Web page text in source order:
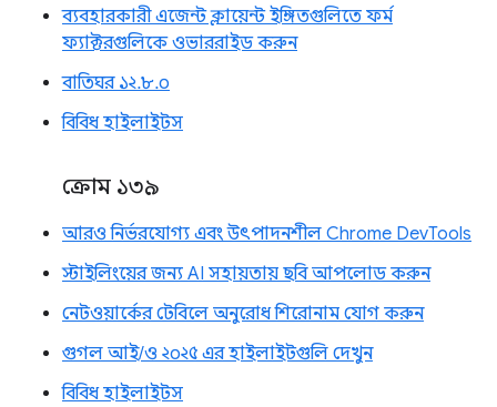
ব্যবহারকারী এজেন্ট ক্লায়েন্ট ইঙ্গিতগুলিতে ফর্ম
ফ্যাক্টরগুলিকে ওভাররাইড করুন
বাতিঘর ১২.৮.০
বিবিধ হাইলাইটস
ক্রোম ১৩৯
আরও নির্ভরযোগ্য এবং উৎপাদনশীল Chrome DevTools
স্টাইলিংয়ের জন্য AI সহায়তায় ছবি আপলোড করুন
নেটওয়ার্কের টেবিলে অনুরোধ শিরোনাম যোগ করুন
গুগল আই/ও ২০২৫ এর হাইলাইটগুলি দেখুন
বিবিধ হাইলাইটস